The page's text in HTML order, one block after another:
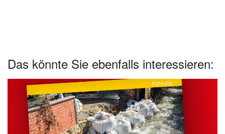
Das könnte Sie ebenfalls interessieren: